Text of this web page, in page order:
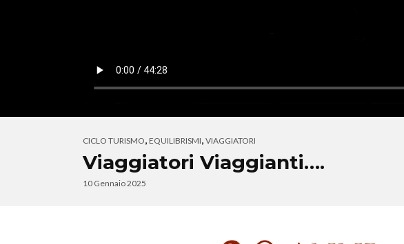
CICLO TURISMO, EQUILIBRISMI, VIAGGIATORI
Viaggiatori Viaggianti….
10 Gennaio 2025